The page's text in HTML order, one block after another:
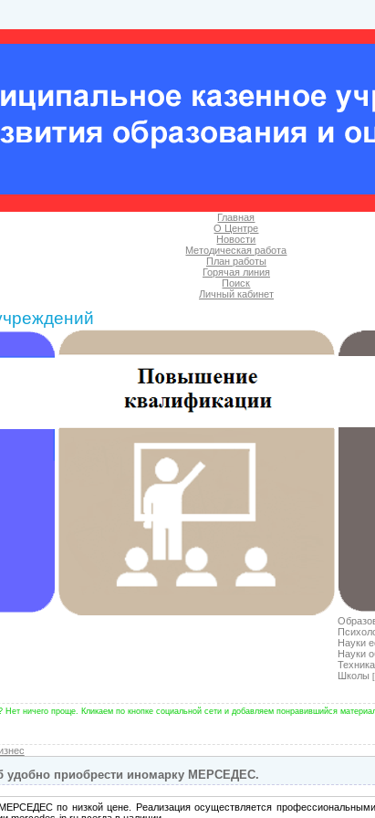
Главная
О Центре
Новости
Методическая работа
План работы
Горячая линия
Поиск
Личный кабинет
Науки
Науки
Техника
Школы
Нет ничего проще. Кликаем по кнопке социальной сети и добавляем понравившийся
удобно приобрести иномарку МЕРСЕДЕС.
по низкой цене. Реализация осуществляется